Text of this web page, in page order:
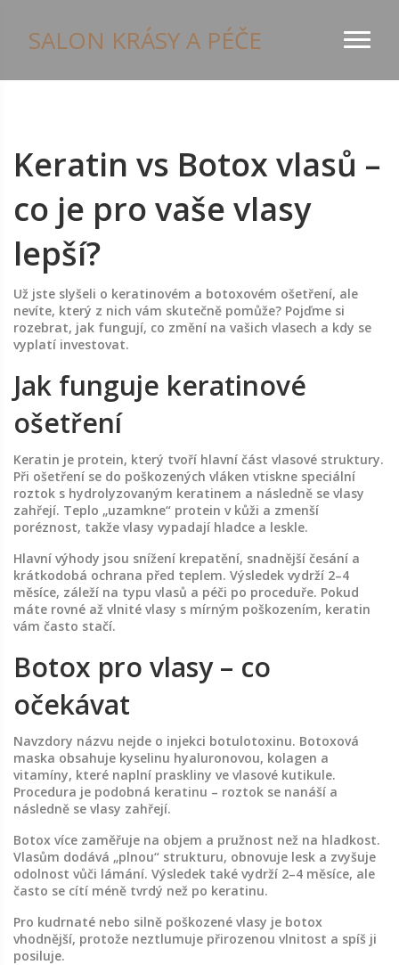
SALON KRÁSY A PÉČE
Keratin vs Botox vlasů –
co je pro vaše vlasy
lepší?
Už jste slyšeli o keratinovém a botoxovém ošetření, ale
nevíte, který z nich vám skutečně pomůže? Pojďme si
rozebrat, jak fungují, co změní na vašich vlasech a kdy se
vyplatí investovat.
Jak funguje keratinové
ošetření
Keratin je protein, který tvoří hlavní část vlasové struktury.
Při ošetření se do poškozených vláken vtiskne speciální
roztok s hydrolyzovaným keratinem a následně se vlasy
zahřejí. Teplo „uzamkne“ protein v kůži a zmenší
poréznost, takže vlasy vypadají hladce a leskle.
Hlavní výhody jsou snížení krepatění, snadnější česání a
krátkodobá ochrana před teplem. Výsledek vydrží 2–4
měsíce, záleží na typu vlasů a péči po proceduře. Pokud
máte rovné až vlnité vlasy s mírným poškozením, keratin
vám často stačí.
Botox pro vlasy – co
očekávat
Navzdory názvu nejde o injekci botulotoxinu. Botoxová
maska obsahuje kyselinu hyaluronovou, kolagen a
vitamíny, které naplní praskliny ve vlasové kutikule.
Procedura je podobná keratinu – roztok se nanáší a
následně se vlasy zahřejí.
Botox více zaměřuje na objem a pružnost než na hladkost.
Vlasům dodává „plnou“ strukturu, obnovuje lesk a zvyšuje
odolnost vůči lámání. Výsledek také vydrží 2–4 měsíce, ale
často se cítí méně tvrdý než po keratinu.
Pro kudrnaté nebo silně poškozené vlasy je botox
vhodnější, protože neztlumuje přirozenou vlnitost a spíš ji
posiluje.